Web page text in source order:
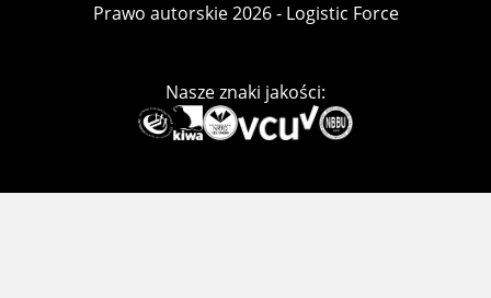
Prawo autorskie 2026 - Logistic Force
Nasze znaki jakości:
Deze
link
naar